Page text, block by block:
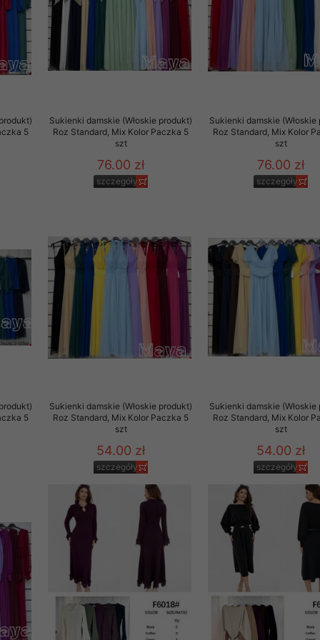
5
Sukienki damskie (Włoskie produkt)
Roz Standard, Mix Kolor Paczka 5
szt
76.00 zł
szczegóły
Sukienki damskie (Włoskie
Roz Standard, Mix Kolor
szt
76.00 zł
szczegóły
5
Sukienki damskie (Włoskie produkt)
Roz Standard, Mix Kolor Paczka 5
szt
54.00 zł
szczegóły
Sukienki damskie (Włoskie
Roz Standard, Mix Kolor
szt
54.00 zł
szczegóły
sierpnia 1997 r. o
przechowujemy na
jedynie uprawnieni
osobom trzecim,
na podstawie
na komputerze Klienta
tych plików
na komputerze
zgodę. Dotyczy to w
przez nas linka
i nowościach w
danych